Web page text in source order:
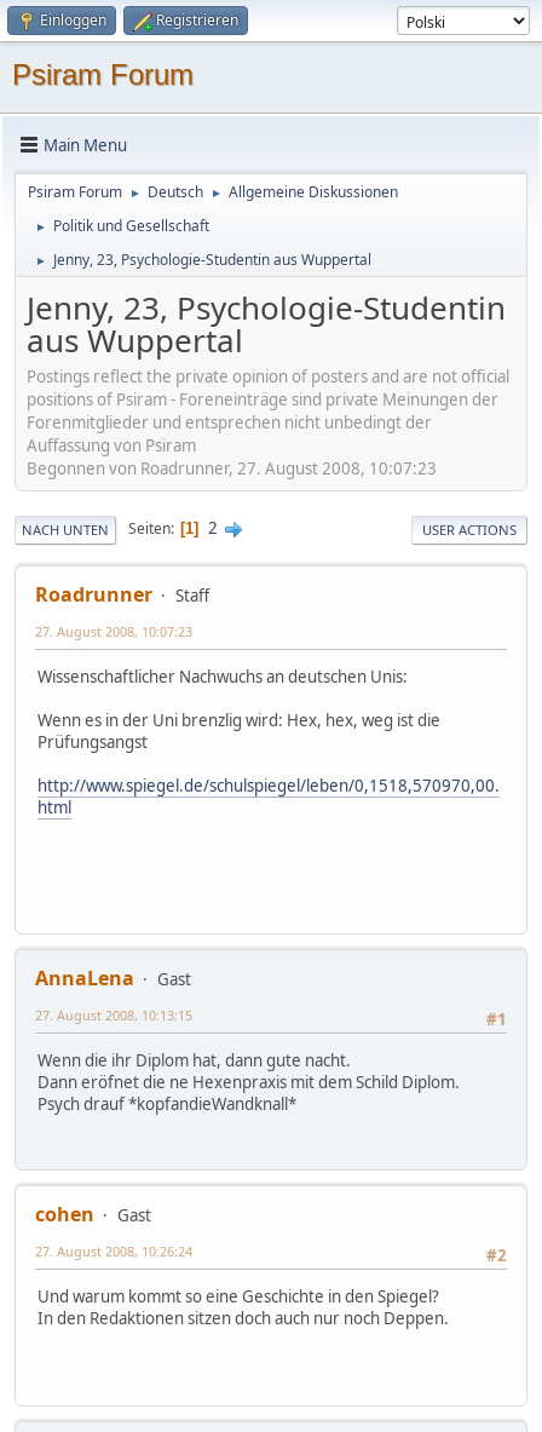
Einloggen Registrieren
Psiram Forum
Main Menu
Psiram Forum ► Deutsch ► Allgemeine Diskussionen
► Politik und Gesellschaft
► Jenny, 23, Psychologie-Studentin aus Wuppertal
Jenny, 23, Psychologie-Studentin
aus Wuppertal
Postings reflect the private opinion of posters and are not official
positions of Psiram - Foreneinträge sind private Meinungen der
Forenmitglieder und entsprechen nicht unbedingt der
Auffassung von Psiram
Begonnen von Roadrunner, 27. August 2008, 10:07:23
NACH UNTEN Seiten 1 2 USER ACTIONS
Roadrunner Staff
27. August 2008, 10:07:23
Wissenschaftlicher Nachwuchs an deutschen Unis:
Wenn es in der Uni brenzlig wird: Hex, hex, weg ist die
Prüfungsangst
http://www.spiegel.de/schulspiegel/leben/0,1518,570970,00.
html
AnnaLena
Gast
#1
27. August 2008, 10:13:15
Wenn die ihr Diplom hat, dann gute nacht.
Dann eröfnet die ne Hexenpraxis mit dem Schild Diplom.
Psych drauf *kopfandieWandknall*
cohen
Gast
#2
27. August 2008, 10:26:24
Und warum kommt so eine Geschichte in den Spiegel?
In den Redaktionen sitzen doch auch nur noch Deppen.